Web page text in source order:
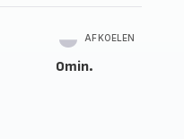
AFKOELEN
0min.